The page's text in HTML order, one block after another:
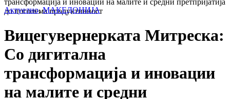
трансформација и иновации на малите и средни претпријатија
до поголемa продуктивност
Актуелно,МАКЕДОНИЈА
Вицегувернерката Митреска:
Со дигитална
трансформација и иновации
на малите и средни